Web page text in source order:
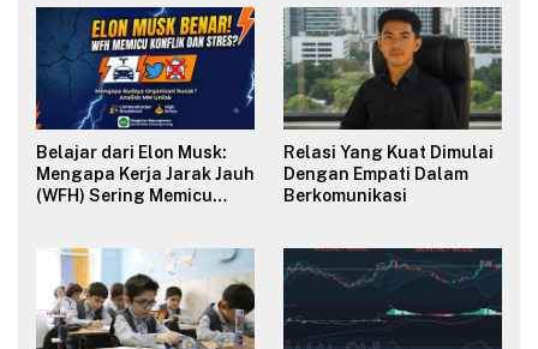
Belajar dari Elon Musk:
Mengapa Kerja Jarak Jauh
(WFH) Sering Memicu
Relasi Yang Kuat Dimulai
Dengan Empati Dalam
Berkomunikasi